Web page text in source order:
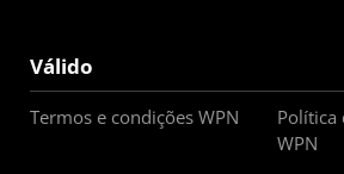
Válido
Termos e condições WPN
Política
WPN